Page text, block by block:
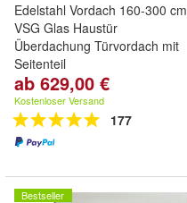
Edelstahl Vordach 160-300 cm
VSG Glas Haustür
Überdachung Türvordach mit
Seitenteil
Edelstahl Glasvordach für die
Haustür – modern, langlebig &
optional Seitenteil
ab 629,00 €
Kostenloser Versand
177
Bestseller